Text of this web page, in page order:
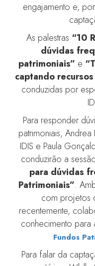
engajamento e,
As palestras “10
dúvidas
patrimoniais” e
captando
conduzidas por
Para responder
patrimoniais,
IDIS e Paula
conduzirão a
para dúvidas
Patrimoniais”.
com projetos
recentemente,
conhecimento para
Fundos
Para falar da